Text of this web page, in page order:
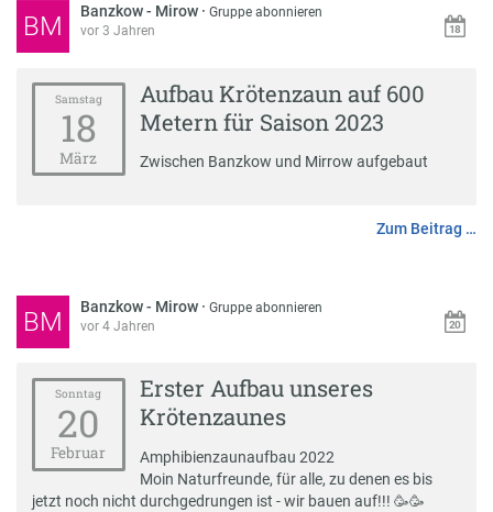
BM Banzkow - Mirow ·Gruppe abonnieren
vor 3 Jahren
Samstag
18
März
Aufbau Krötenzaun auf 600
Metern für Saison 2023
Zwischen Banzkow und Mirrow aufgebaut
Zum Beitrag …
BM Banzkow - Mirow ·Gruppe abonnieren
vor 4 Jahren
Sonntag
20
Februar
Erster Aufbau unseres
Krötenzaunes
Amphibienzaunaufbau 2022
Moin Naturfreunde, für alle, zu denen es bis
jetzt noch nicht durchgedrungen ist - wir bauen auf!!! 🥳🥳